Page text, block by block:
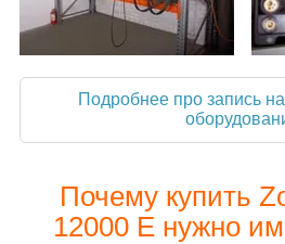
Подробнее про запись
Почему купить
12000 E нужно